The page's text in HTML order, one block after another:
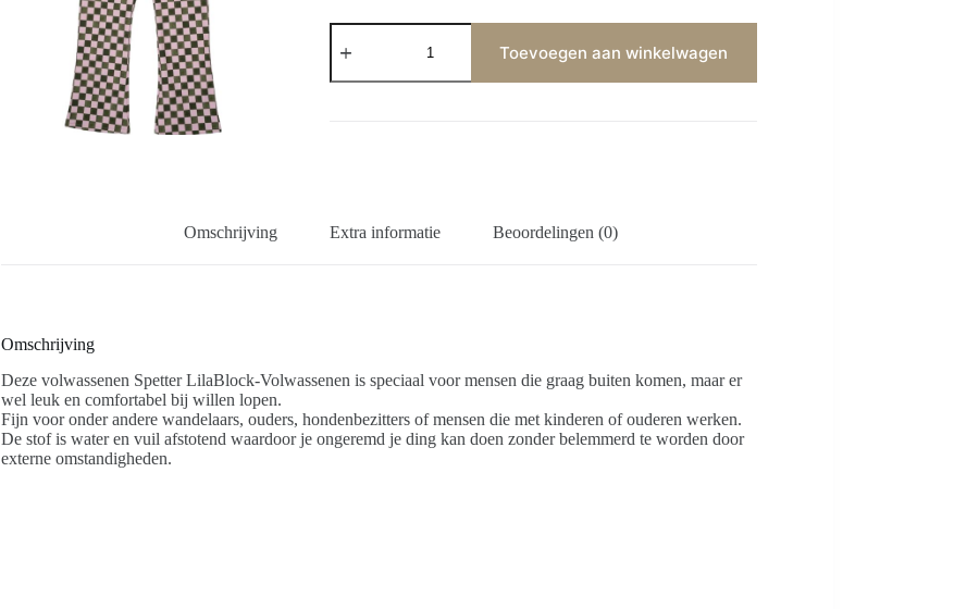
Toevoegen aan winkelwagen
Omschrijving Extra informatie Beoordelingen (0)
Omschrijving
Deze volwassenen Spetter LilaBlock-Volwassenen is speciaal voor mensen die graag buiten komen, maar er
wel leuk en comfortabel bij willen lopen.
Fijn voor onder andere wandelaars, ouders, hondenbezitters of mensen die met kinderen of ouderen werken.
De stof is water en vuil afstotend waardoor je ongeremd je ding kan doen zonder belemmerd te worden door
externe omstandigheden.